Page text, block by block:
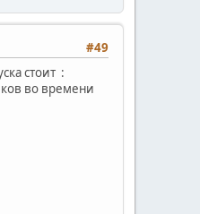
#49
стоит :
во времени